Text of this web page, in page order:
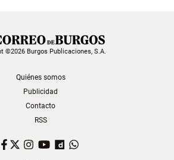
©2026 Burgos Publicaciones, S.A.
Quiénes somos
Publicidad
Contacto
RSS
Facebook
TwitterInstagram
YouTubeDailymotion